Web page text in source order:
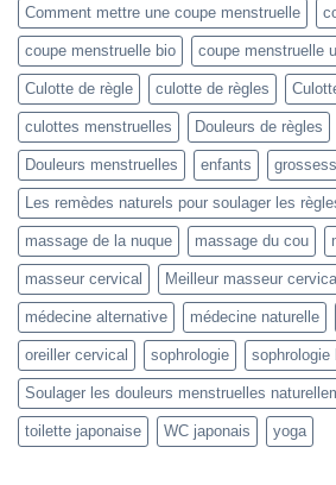
Comment mettre une coupe menstruelle
coupe menstruelle bio coupe menstruelle
Culotte de règle culotte de règles
culottes menstruelles Douleurs de règles
Douleurs menstruelles enfants
Les remèdes naturels pour soulager les
massage de la nuque massage du cou
masseur cervical Meilleur masseur
médecine alternative médecine naturelle
oreiller cervical sophrologie sophrologie
Soulager les douleurs menstruelles
toilette japonaise WC japonais yoga